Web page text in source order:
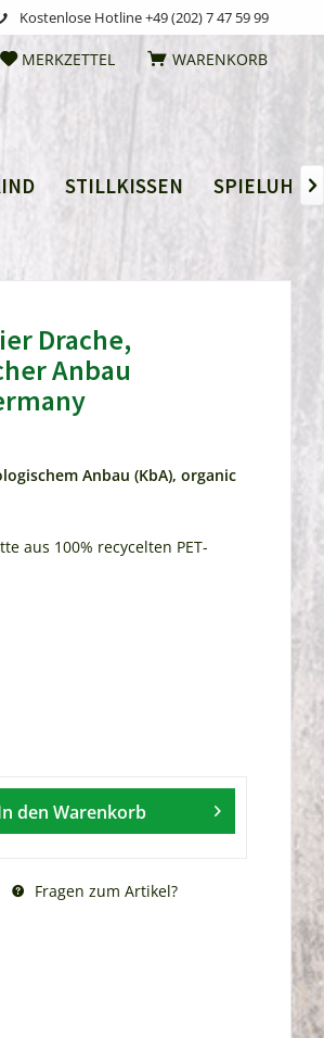
Kostenlose Hotline +49 (202) 7 47 59 99
WARENKORB
MERKZETTEL
STILLKISSEN 
Drache,
Anbau
Anbau (KbA), organic
aus 100% recycelten PET-
den Warenkorb
Fragen zum Artikel?